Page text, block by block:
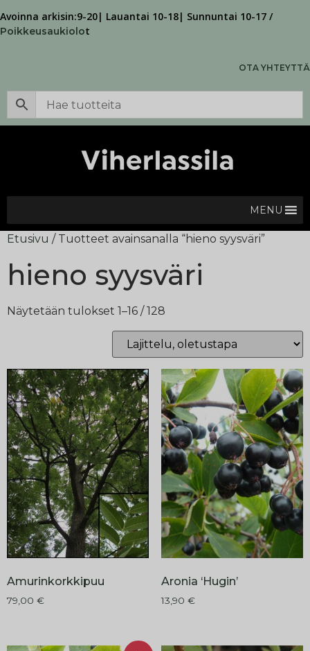
Avoinna arkisin:9-20| Lauantai 10-18| Sunnuntai 10-17 /
Poikkeusaukiolot
OTA YHTEYTTÄ
MENU
Etusivu / Tuotteet avainsanalla “hieno syysväri”
hieno syysväri
Näytetään tulokset 1–16 / 128
Amurinkorkkipuu
79,00 €
Aronia ‘Hugin’
13,90 €